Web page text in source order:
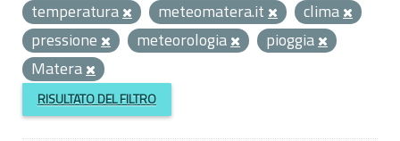
temperatura
meteomatera.it
clima
pressione
meteorologia
pioggia
Matera
RISULTATO DEL FILTRO